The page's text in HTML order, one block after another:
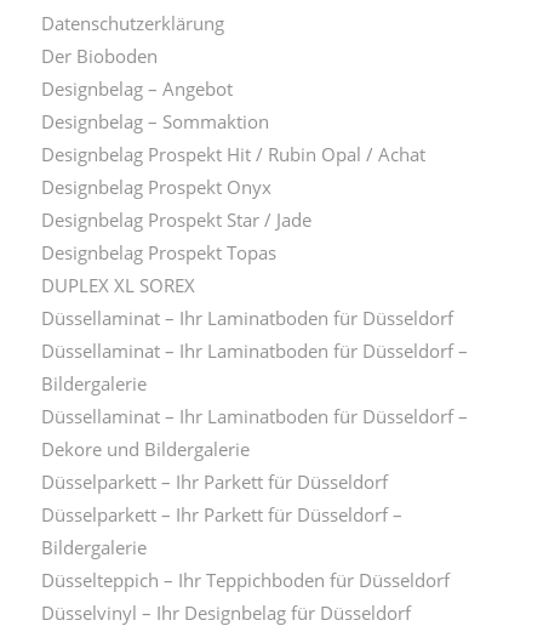
Datenschutzerklärung
Der Bioboden
Designbelag – Angebot
Designbelag – Sommaktion
Designbelag Prospekt Hit / Rubin Opal / Achat
Designbelag Prospekt Onyx
Designbelag Prospekt Star / Jade
Designbelag Prospekt Topas
DUPLEX XL SOREX
Düssellaminat – Ihr Laminatboden für Düsseldorf
Düssellaminat – Ihr Laminatboden für Düsseldorf –
Bildergalerie
Düssellaminat – Ihr Laminatboden für Düsseldorf –
Dekore und Bildergalerie
Düsselparkett – Ihr Parkett für Düsseldorf
Düsselparkett – Ihr Parkett für Düsseldorf –
Bildergalerie
Düsselteppich – Ihr Teppichboden für Düsseldorf
Düsselvinyl – Ihr Designbelag für Düsseldorf